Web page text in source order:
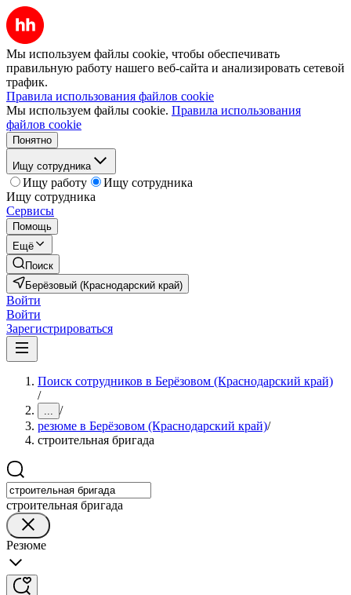
Мы используем файлы cookie, чтобы обеспечивать
правильную работу нашего веб-сайта и анализировать сетевой
трафик.
Правила использования файлов cookie
Мы используем файлы cookie. Правила использования
файлов cookie
Понятно
Ищу сотрудника
Ищу работу
Ищу сотрудника
Ищу сотрудника
Сервисы
Помощь
Ещё
Поиск
Берёзовый (Краснодарский край)
Войти
Войти
Зарегистрироваться
Поиск сотрудников в Берёзовом (Краснодарский край)
/
... /
резюме в Берёзовом (Краснодарский край)/
строительная бригада
строительная бригада
Резюме